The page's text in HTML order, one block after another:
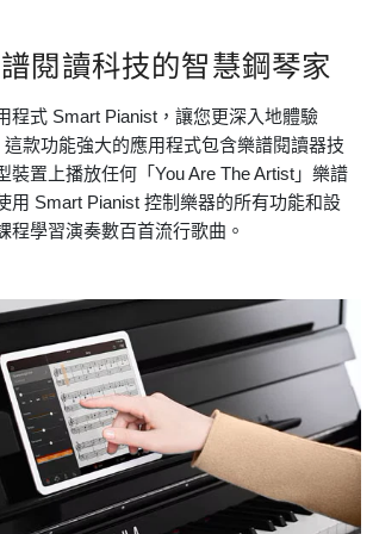
閱讀科技的智慧鋼琴家
程式 Smart Pianist，讓您更深入地體驗
款功能強大的應用程式包含樂譜閱讀器技
裝置上播放任何「You Are The Artist」樂譜
用 Smart Pianist 控制樂器的所有功能和設
程學習演奏數百首流行歌曲。